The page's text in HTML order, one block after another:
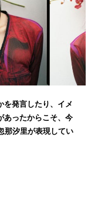
を発言したり、イメ
あったからこそ、今
那汐里が表現してい